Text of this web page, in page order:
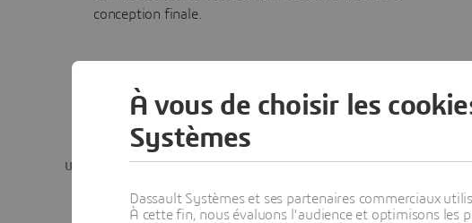
conception finale.
Un résultat
À vous de choisir les
Systèmes
Dassault Systèmes et ses partenaires commerciaux
À cette fin, nous évaluons l'audience et optimisons les